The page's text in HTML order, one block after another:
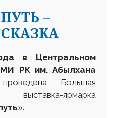
–
в Центральном
РК им. Абылхана
Большая
выставка-ярмарка
».